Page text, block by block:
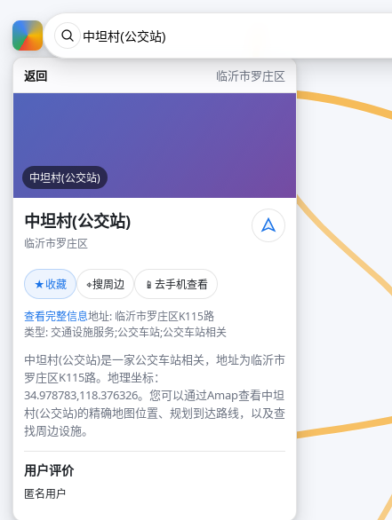
返回 临沂市罗庄区
中坦村(公交站)
中坦村(公交站)
临沂市罗庄区
★收藏 ⌖搜周边 📱 去手机查看
查看完整信息地址: 临沂市罗庄区K115路
类型: 交通设施服务;公交车站;公交车站相关
中坦村(公交站)是一家公交车站相关，地址为临沂市
罗庄区K115路。地理坐标：
34.978783,118.376326。您可以通过Amap查看中坦
村(公交站)的精确地图位置、规划到达路线，以及查
找周边设施。
用户评价
匿名用户